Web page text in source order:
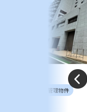
管理物件